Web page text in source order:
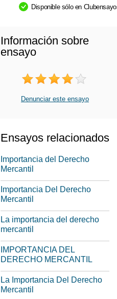
Disponible sólo en
Información sobre
ensayo
Denunciar este ensayo
Ensayos relacionados
Importancia del Derecho
Mercantil
Importancia Del Derecho
Mercantil
La importancia del derecho
mercantil
IMPORTANCIA DEL
DERECHO MERCANTIL
La Importancia Del Derecho
Mercantil